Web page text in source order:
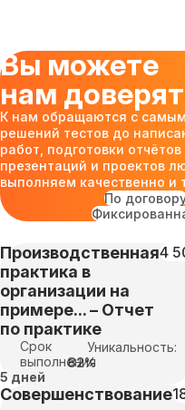
Вы можете
нам
К нам обращаются с
решений тестов до
работ, подготовки
презентаций и проектов
выполняем качественно и
По
Производственная
практика в
организации на
примере... – Отчет
по практике
4
Срок
выполнения
5 дней
Уникальность:
82%
Совершенствование